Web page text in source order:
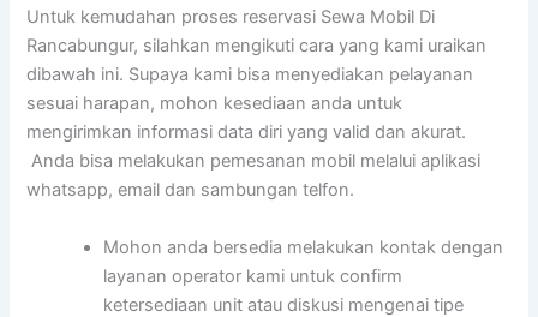
Untuk kemudahan proses reservasi Sewa Mobil Di
Rancabungur, silahkan mengikuti cara yang kami uraikan
dibawah ini. Supaya kami bisa menyediakan pelayanan
sesuai harapan, mohon kesediaan anda untuk
mengirimkan informasi data diri yang valid dan akurat.
Anda bisa melakukan pemesanan mobil melalui aplikasi
whatsapp, email dan sambungan telfon.
Mohon anda bersedia melakukan kontak dengan
layanan operator kami untuk confirm
ketersediaan unit atau diskusi mengenai tipe